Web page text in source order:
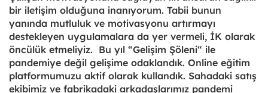
bir iletişim olduğuna inanıyorum. Tabii bunun
yanında mutluluk ve motivasyonu artırmayı
destekleyen uygulamalara da yer vermeli, İK olarak
öncülük etmeliyiz. Bu yıl “Gelişim Şöleni“ ile
pandemiye değil gelişime odaklandık. Online eğitim
platformumuzu aktif olarak kullandık. Sahadaki satış
ekibimiz ve fabrikadaki arkadaşlarımız pandemi